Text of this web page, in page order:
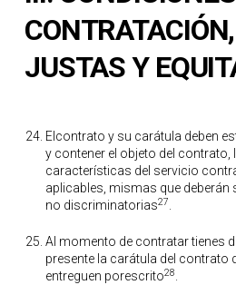
JUSTAS Y
Elcontrato y su carátula deben
y contener el objeto del contrato,
características del servicio
aplicables, mismas que deberán
no discriminatorias27
Al momento de contratar tienes
presente la carátula del contrato
entreguen porescrito28